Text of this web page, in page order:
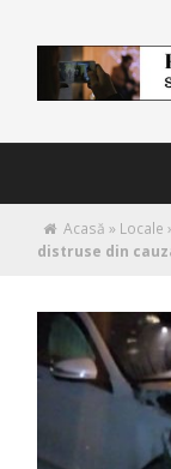
Acasă » Locale
distruse din